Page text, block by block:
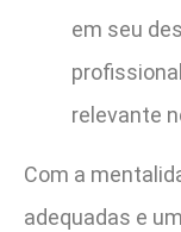
em seu
relevante
Com a
adequadas e